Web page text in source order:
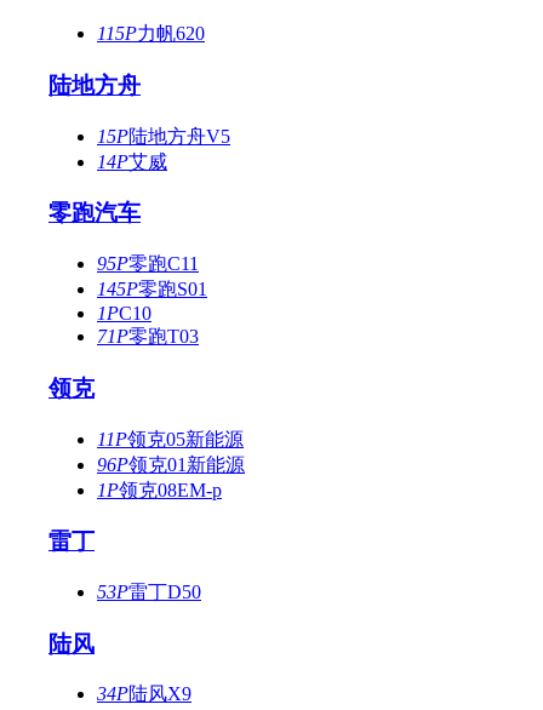
115P力帆620
陆地方舟
15P陆地方舟V5
14P艾威
零跑汽车
95P零跑C11
145P零跑S01
1PC10
71P零跑T03
领克
11P领克05新能源
96P领克01新能源
1P领克08EM-p
雷丁
53P雷丁D50
陆风
34P陆风X9